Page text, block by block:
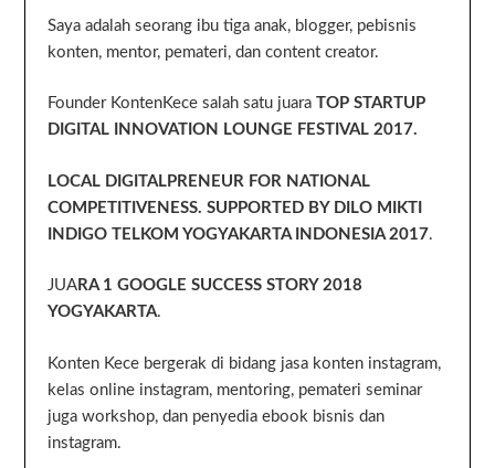
Saya adalah seorang ibu tiga anak, blogger, pebisnis
konten, mentor, pemateri, dan content creator.
Founder KontenKece salah satu juaraTOP STARTUP
DIGITAL INNOVATION LOUNGE FESTIVAL 2017.
LOCAL DIGITALPRENEUR FOR NATIONAL
COMPETITIVENESS. SUPPORTED BY DILO MIKTI
INDIGO TELKOM YOGYAKARTA INDONESIA 2017.
JUA RA 1 GOOGLE SUCCESS STORY 2018
YOGYAKARTA.
Konten Kece bergerak di bidang jasa konten instagram,
kelas online instagram, mentoring, pemateri seminar
juga workshop, dan penyedia ebook bisnis dan
instagram.